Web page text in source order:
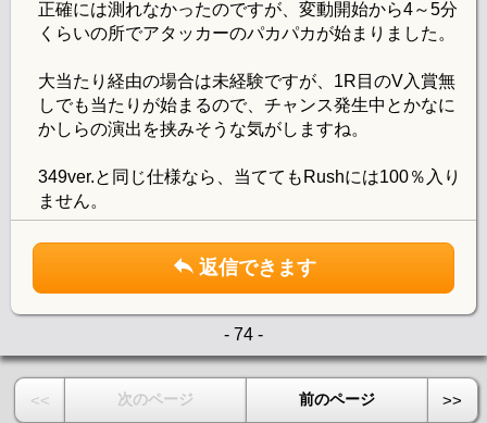
正確には測れなかったのですが、変動開始から4～5分
くらいの所でアタッカーのパカパカが始まりました。
大当たり経由の場合は未経験ですが、1R目のV入賞無
しでも当たりが始まるので、チャンス発生中とかなに
かしらの演出を挟みそうな気がしますね。
349ver.と同じ仕様なら、当ててもRushには100％入り
ません。
返信できます
- 74 -
<< 次のページ 前のページ >>